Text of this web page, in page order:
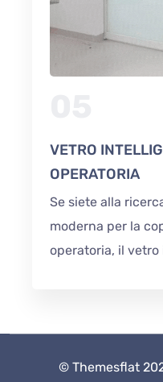
VETRO
OPERATORIA
Se siete alla
moderna per la
operatoria, il
© Themesflat